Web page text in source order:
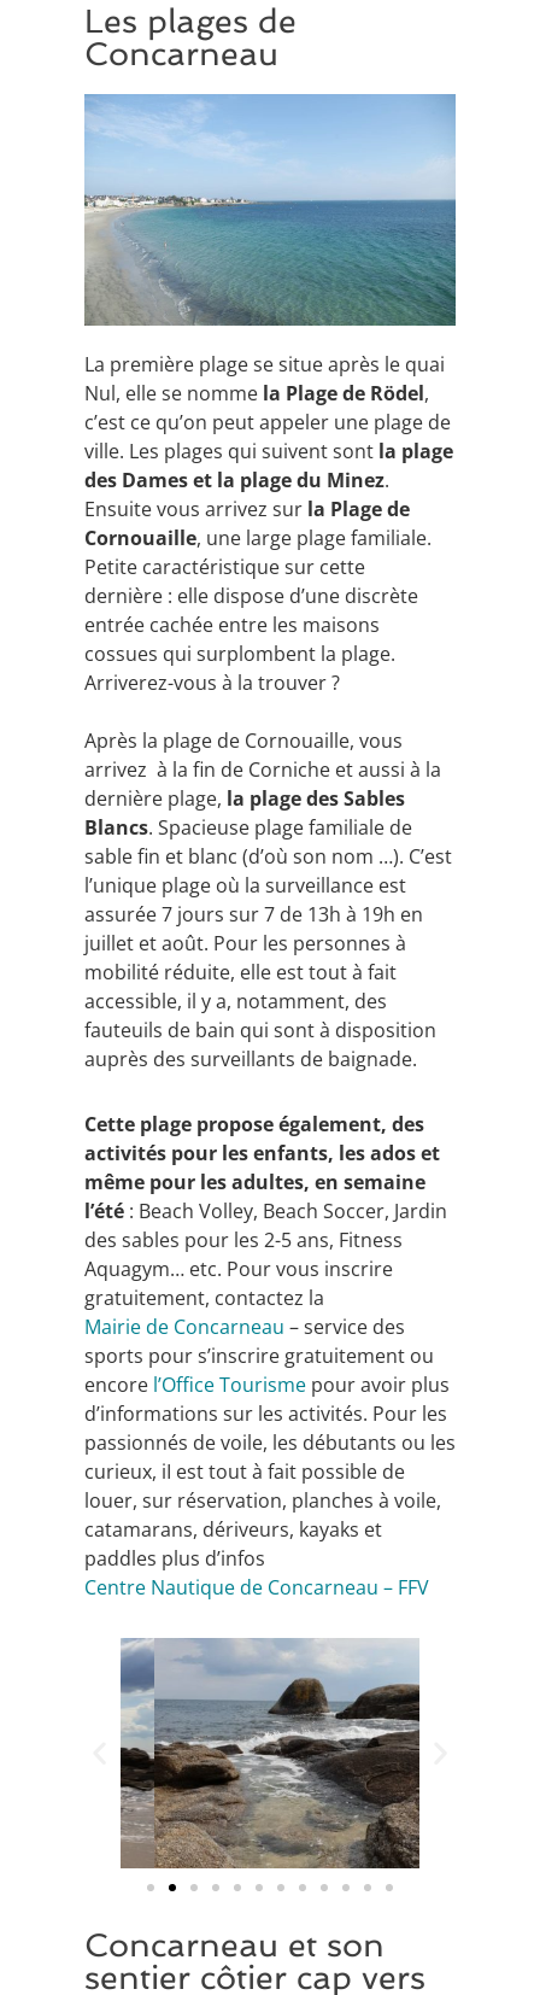
Les plages de
Concarneau
La première plage se situe après le quai
Nul, elle se nomme la Plage de Rödel,
c’est ce qu’on peut appeler une plage de
ville. Les plages qui suivent sont la plage
des Dames et la plage du Minez.
Ensuite vous arrivez sur la Plage de
Cornouaille, une large plage familiale.
Petite caractéristique sur cette
dernière : elle dispose d’une discrète
entrée cachée entre les maisons
cossues qui surplombent la plage.
Arriverez-vous à la trouver ?
Après la plage de Cornouaille, vous
arrivez à la fin de Corniche et aussi à la
dernière plage, la plage des Sables
Blancs. Spacieuse plage familiale de
sable fin et blanc (d’où son nom …). C’est
l’unique plage où la surveillance est
assurée 7 jours sur 7 de 13h à 19h en
juillet et août. Pour les personnes à
mobilité réduite, elle est tout à fait
accessible, il y a, notamment, des
fauteuils de bain qui sont à disposition
auprès des surveillants de baignade.
Cette plage propose également, des
activités pour les enfants, les ados et
même pour les adultes, en semaine
l’été : Beach Volley, Beach Soccer, Jardin
des sables pour les 2-5 ans, Fitness
Aquagym… etc. Pour vous inscrire
gratuitement, contactez la
Mairie de Concarneau – service des
sports pour s’inscrire gratuitement ou
encore l’Office Tourisme pour avoir plus
d’informations sur les activités. Pour les
passionnés de voile, les débutants ou les
curieux, iI est tout à fait possible de
louer, sur réservation, planches à voile,
catamarans, dériveurs, kayaks et
paddles plus d’infos
Centre Nautique de Concarneau – FFV
Concarneau et son
sentier côtier cap vers